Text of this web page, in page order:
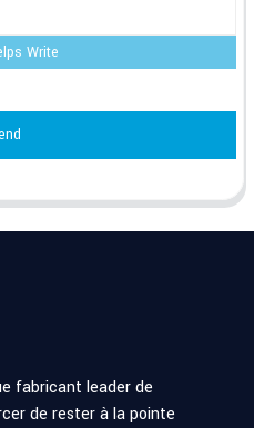
Write
fabricant leader de
de rester à la pointe